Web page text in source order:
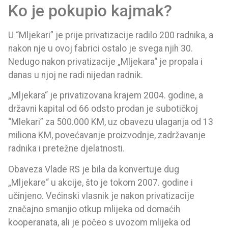
Ko je pokupio kajmak?
U “Mljekari” je prije privatizacije radilo 200 radnika, a
nakon nje u ovoj fabrici ostalo je svega njih 30.
Nedugo nakon privatizacije „Mljekara“ je propala i
danas u njoj ne radi nijedan radnik.
„Mljekara“ je privatizovana krajem 2004. godine, a
državni kapital od 66 odsto prodan je subotičkoj
“Mlekari” za 500.000 KM, uz obavezu ulaganja od 13
miliona KM, povećavanje proizvodnje, zadržavanje
radnika i pretežne djelatnosti.
Obaveza Vlade RS je bila da konvertuje dug
„Mljekare“ u akcije, što je tokom 2007. godine i
učinjeno. Većinski vlasnik je nakon privatizacije
značajno smanjio otkup mlijeka od domaćih
kooperanata, ali je počeo s uvozom mlijeka od